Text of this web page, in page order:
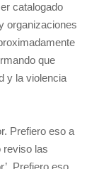
catalogado
organizaciones
que
y la violencia
Prefiero eso a
reviso las
Prefiero eso